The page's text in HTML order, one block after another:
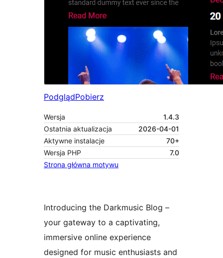
PodglądPobierz
Wersja
1.4.3
Ostatnia aktualizacja
2026-04-01
Aktywne instalacje
70+
Wersja PHP
7.0
Strona główna motywu
Introducing the Darkmusic Blog –
your gateway to a captivating,
immersive online experience
designed for music enthusiasts and